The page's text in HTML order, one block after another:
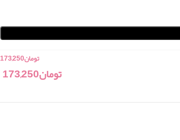
تومان173,250
تومان173,250